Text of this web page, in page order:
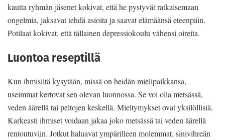
kautta ryhmän jäsenet kokivat, että he pystyvät ratkaisemaan
ongelmia, jaksavat tehdä asioita ja saavat elämäänsä eteenpäin.
Potilaat kokivat, että tällainen depressiokoulu vähensi oireita.
Luontoa reseptillä
Kun ihmisiltä kysytään, missä on heidän mielipaikkansa,
useimmat kertovat sen olevan luonnossa. Se voi olla metsässä,
veden äärellä tai peltojen keskellä. Mieltymykset ovat yksilöllisiä.
Karkeasti ihmiset voidaan jakaa joko metsässä tai veden äärellä
rentoutuviin. Jotkut haluavat ympärilleen molemmat, sinivihreän